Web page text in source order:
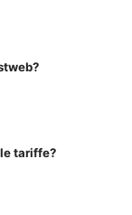
tariffe?